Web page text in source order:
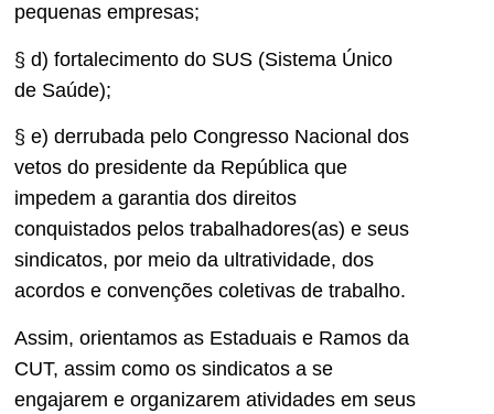
pequenas empresas;
§ d) fortalecimento do SUS (Sistema Único
de Saúde);
§ e) derrubada pelo Congresso Nacional dos
vetos do presidente da República que
impedem a garantia dos direitos
conquistados pelos trabalhadores(as) e seus
sindicatos, por meio da ultratividade, dos
acordos e convenções coletivas de trabalho.
Assim, orientamos as Estaduais e Ramos da
CUT, assim como os sindicatos a se
engajarem e organizarem atividades em seus